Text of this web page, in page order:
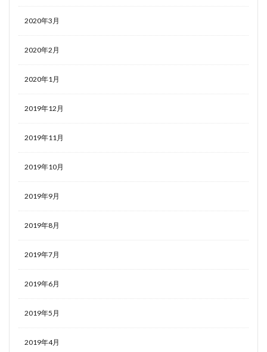
2020年3月
2020年2月
2020年1月
2019年12月
2019年11月
2019年10月
2019年9月
2019年8月
2019年7月
2019年6月
2019年5月
2019年4月